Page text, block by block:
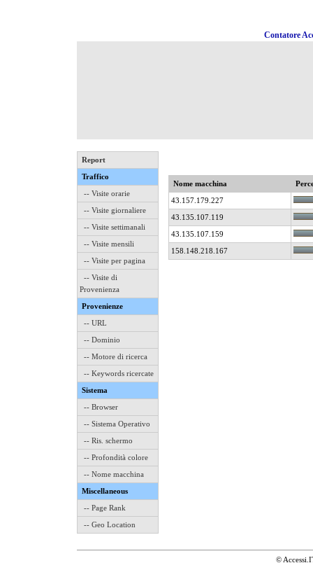
Contatore
Report
Traffico
-- Visite orarie
-- Visite giornaliere
-- Visite settimanali
-- Visite mensili
-- Visite per pagina
-- Visite di
Provenienza
Provenienze
-- URL
-- Dominio
-- Motore di ricerca
-- Keywords ricercate
Sistema
-- Browser
-- Sistema Operativo
-- Ris. schermo
-- Profondità colore
-- Nome macchina
Miscellaneous
-- Page Rank
-- Geo Location
Nome macchina
43.157.179.227
43.135.107.119
43.135.107.159
158.148.218.167
©